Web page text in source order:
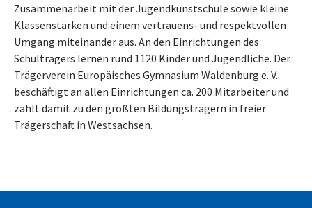
Zusammenarbeit mit der Jugendkunstschule sowie kleine
Klassenstärken und einem vertrauens- und respektvollen
Umgang miteinander aus. An den Einrichtungen des
Schulträgers lernen rund 1120 Kinder und Jugendliche. Der
Trägerverein Europäisches Gymnasium Waldenburg e. V.
beschäftigt an allen Einrichtungen ca. 200 Mitarbeiter und
zählt damit zu den größten Bildungsträgern in freier
Trägerschaft in Westsachsen.